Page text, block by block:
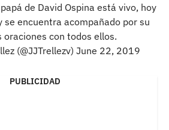
de David Ospina está vivo, hoy
se encuentra acompañado por su
oraciones con todos ellos.
(@JJTrellezv) June 22, 2019
PUBLICIDAD